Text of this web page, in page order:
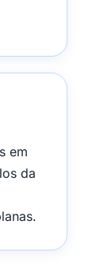
em
da